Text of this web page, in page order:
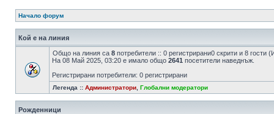
Начало форум
Кой е на линия
Общо на линия са 8 потребители :: 0 регистрирани0 скрити и 8
На 08 Май 2025, 03:20 е имало общо 2641 посетители наведнъж.
Регистрирани потребители: 0 регистрирани
Легенда :: Администратори Глобални модератори
Рожденници